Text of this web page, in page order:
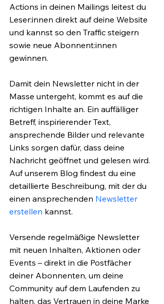
Actions in deinen Mailings leitest du
Leser:innen direkt auf deine Website
und kannst so den Traffic steigern
sowie neue Abonnent:innen
gewinnen.
Damit dein Newsletter nicht in der
Masse untergeht, kommt es auf die
richtigen Inhalte an. Ein auffälliger
Betreff, inspirierender Text,
ansprechende Bilder und relevante
Links sorgen dafür, dass deine
Nachricht geöffnet und gelesen wird.
Auf unserem Blog findest du eine
detaillierte Beschreibung, mit der du
einen ansprechenden Newsletter
erstellen kannst.
Versende regelmäßige Newsletter
mit neuen Inhalten, Aktionen oder
Events – direkt in die Postfächer
deiner Abonnenten, um deine
Community auf dem Laufenden zu
halten, das Vertrauen in deine Marke